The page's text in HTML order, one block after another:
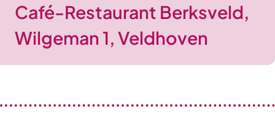
Café-Restaurant Berksveld,
Wilgeman 1, Veldhoven